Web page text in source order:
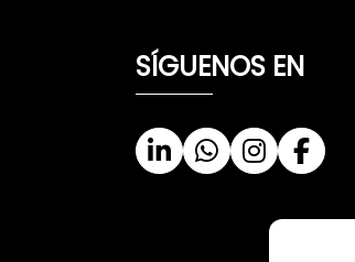
SÍGUENOS EN